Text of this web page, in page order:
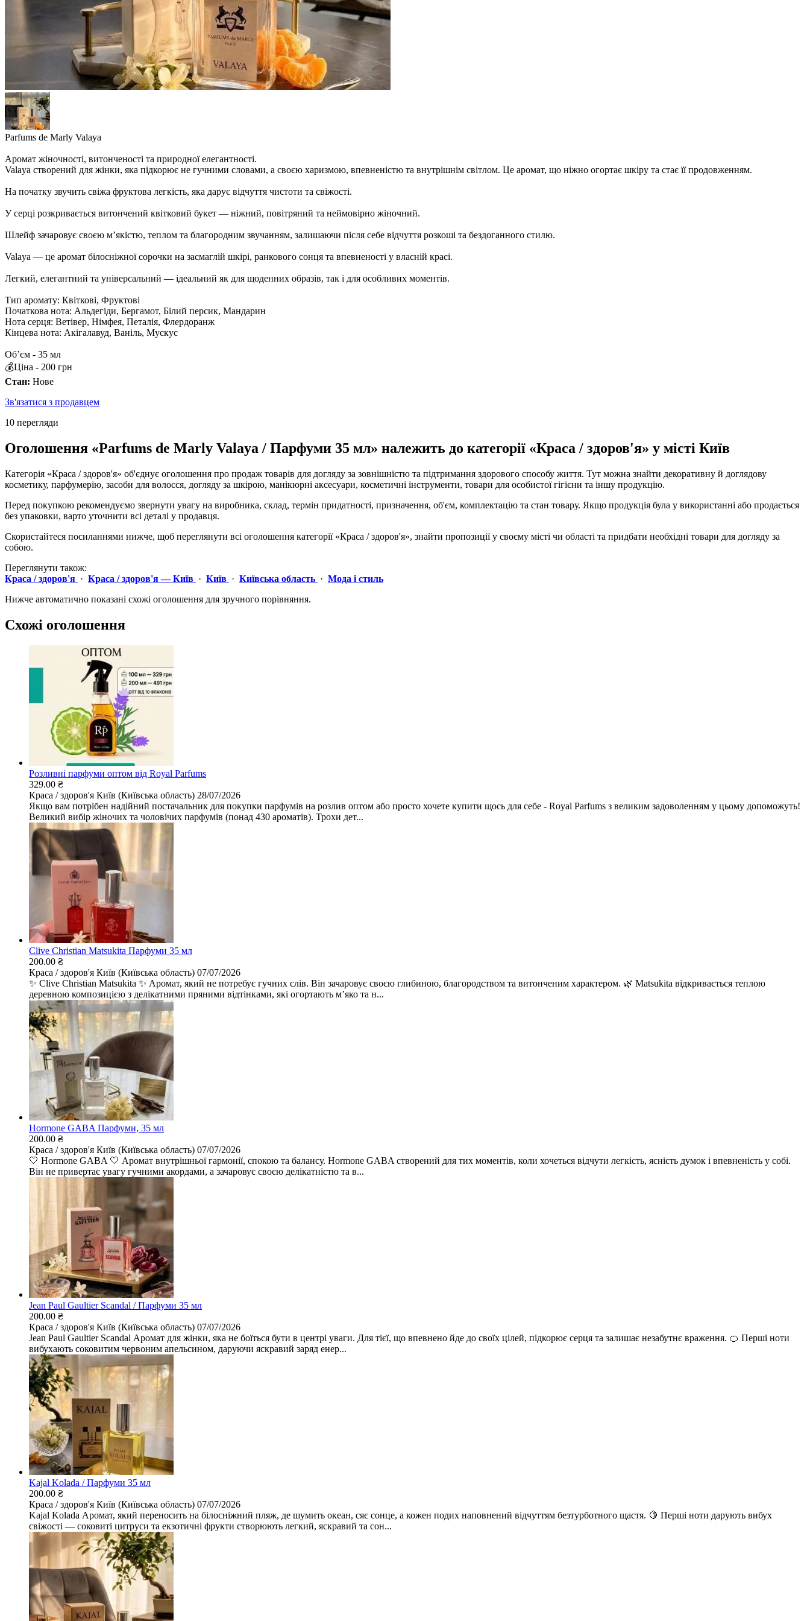
Parfums de Marly Valaya
Аромат жіночності, витонченості та природної елегантності.
Valaya створений для жінки, яка підкорює не гучними словами, а своєю харизмою, впевненістю та внутрішнім світлом. Це аромат, що ніжно огортає шкіру та стає її продовженням.
На початку звучить свіжа фруктова легкість, яка дарує відчуття чистоти та свіжості.
У серці розкривається витончений квітковий букет — ніжний, повітряний та неймовірно жіночний.
Шлейф зачаровує своєю м’якістю, теплом та благородним звучанням, залишаючи після себе відчуття розкоші та бездоганного стилю.
Valaya — це аромат білосніжної сорочки на засмаглій шкірі, ранкового сонця та впевненості у власній красі.
Легкий, елегантний та універсальний — ідеальний як для щоденних образів, так і для особливих моментів.
Тип аромату: Квіткові, Фруктові
Початкова нота: Альдегіди, Бергамот, Білий персик, Мандарин
Нота серця: Ветівер, Німфея, Петалія, Флердоранж
Кінцева нота: Акігалавуд, Ваніль, Мускус
Обʼєм - 35 мл
💰Ціна - 200 грн
Стан: Нове
Зв'язатися з продавцем
10 перегляди
Оголошення «Parfums de Marly Valaya / Парфуми 35 мл» належить до категорії «Краса / здоров'я» у місті Київ
Категорія «Краса / здоров'я» об'єднує оголошення про продаж товарів для догляду за зовнішністю та підтримання здорового способу життя. Тут можна знайти декоративну й доглядову
косметику, парфумерію, засоби для волосся, догляду за шкірою, манікюрні аксесуари, косметичні інструменти, товари для особистої гігієни та іншу продукцію.
Перед покупкою рекомендуємо звернути увагу на виробника, склад, термін придатності, призначення, об'єм, комплектацію та стан товару. Якщо продукція була у використанні або продається
без упаковки, варто уточнити всі деталі у продавця.
Скористайтеся посиланнями нижче, щоб переглянути всі оголошення категорії «Краса / здоров'я», знайти пропозиції у своєму місті чи області та придбати необхідні товари для догляду за
собою.
Переглянути також:
Краса / здоров'я · Краса / здоров'я — Київ · Київ · Київська область · Мода і стиль
Нижче автоматично показані схожі оголошення для зручного порівняння.
Схожі оголошення
Розливні парфуми оптом від Royal Parfums
329.00 ₴
Краса / здоров'я Київ (Київська область) 28/07/2026
Якщо вам потрібен надійний постачальник для покупки парфумів на розлив оптом або просто хочете купити щось для себе - Royal Parfums з великим задоволенням у цьому допоможуть!
Великий вибір жіночих та чоловічих парфумів (понад 430 ароматів). Трохи дет...
Clive Christian Matsukita Парфуми 35 мл
200.00 ₴
Краса / здоров'я Київ (Київська область) 07/07/2026
✨ Clive Christian Matsukita ✨ Аромат, який не потребує гучних слів. Він зачаровує своєю глибиною, благородством та витонченим характером. 🌿 Matsukita відкривається теплою
деревною композицією з делікатними пряними відтінками, які огортають м’яко та н...
Hormone GABA Парфуми, 35 мл
200.00 ₴
Краса / здоров'я Київ (Київська область) 07/07/2026
🤍 Hormone GABA 🤍 Аромат внутрішньої гармонії, спокою та балансу. Hormone GABA створений для тих моментів, коли хочеться відчути легкість, ясність думок і впевненість у собі.
Він не привертає увагу гучними акордами, а зачаровує своєю делікатністю та в...
Jean Paul Gaultier Scandal / Парфуми 35 мл
200.00 ₴
Краса / здоров'я Київ (Київська область) 07/07/2026
Jean Paul Gaultier Scandal Аромат для жінки, яка не боїться бути в центрі уваги. Для тієї, що впевнено йде до своїх цілей, підкорює серця та залишає незабутнє враження. 🍊 Перші ноти
вибухають соковитим червоним апельсином, даруючи яскравий заряд енер...
Kajal Kolada / Парфуми 35 мл
200.00 ₴
Краса / здоров'я Київ (Київська область) 07/07/2026
Kajal Kolada Аромат, який переносить на білосніжний пляж, де шумить океан, сяє сонце, а кожен подих наповнений відчуттям безтурботного щастя. 🍋 Перші ноти дарують вибух
свіжості — соковиті цитруси та екзотичні фрукти створюють легкий, яскравий та сон...